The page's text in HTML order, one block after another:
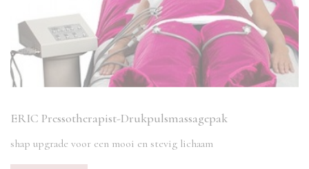
ERIC Pressotherapist-Drukpulsmassagepak
shap upgrade voor een mooi en stevig lichaam